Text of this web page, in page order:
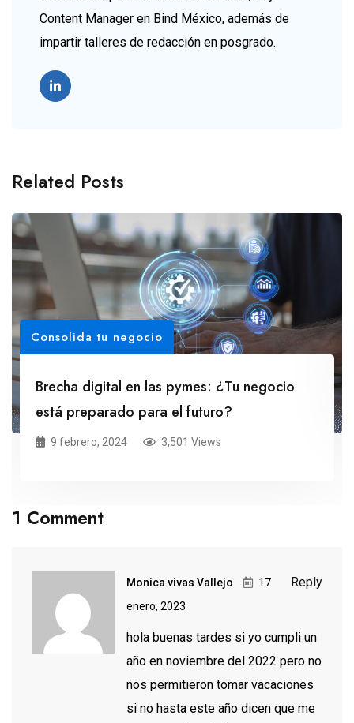
Content Manager en Bind México, además de
impartir talleres de redacción en posgrado.
Related Posts
Consolida tu negocio
Brecha digital en las pymes: ¿Tu negocio
está preparado para el futuro?
9 febrero, 2024 3,501 Views
1 Comment
Monica vivas Vallejo
17
enero, 2023
Reply
hola buenas tardes si yo cumpli un
año en noviembre del 2022 pero no
nos permitieron tomar vacaciones
si no hasta este año dicen que me